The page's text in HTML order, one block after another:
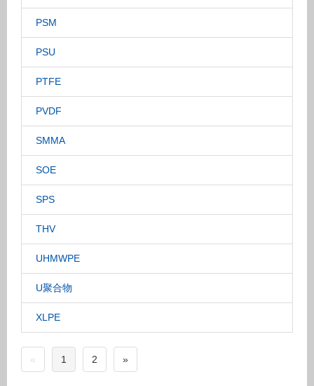
PSM
PSU
PTFE
PVDF
SMMA
SOE
SPS
THV
UHMWPE
U聚合物
XLPE
« 1 2 »